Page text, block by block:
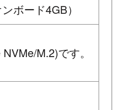
ボード4GB）
M.2)です。